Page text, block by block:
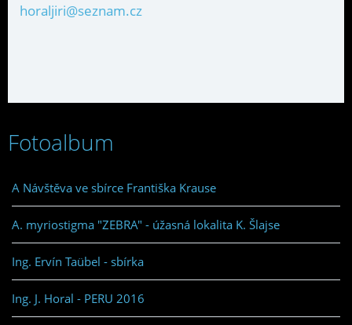
horaljiri@seznam.cz
Fotoalbum
A Návštěva ve sbírce Františka Krause
A. myriostigma "ZEBRA" - úžasná lokalita K. Šlajse
Ing. Ervín Taübel - sbírka
Ing. J. Horal - PERU 2016